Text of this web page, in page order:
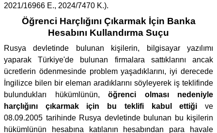
2021/16966 E., 2024/7470 K.).
Öğrenci Harçlığını Çıkarmak İçin Banka
Hesabını Kullandırma Suçu
Rusya devletinde bulunan kişilerin, bilgisayar yazılımı
yaparak Türkiye'de bulunan firmalara sattıklarını ancak
ücretlerin ödenmesinde problem yaşadıklarını, iyi derecede
İngilizce bilen bir eleman aradıklarını söyleyerek iş teklifinde
bulundukları hükümlünün, öğrenci olması nedeniyle
harçlığını çıkarmak için bu teklifi kabul ettiği ve
08.09.2005 tarihinde Rusya devletinde bulunan bu kişilerin
hükümlünün hesabına katılanın hesabından para havale